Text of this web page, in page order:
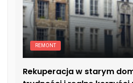
REMONT
Rekuperacja w starym